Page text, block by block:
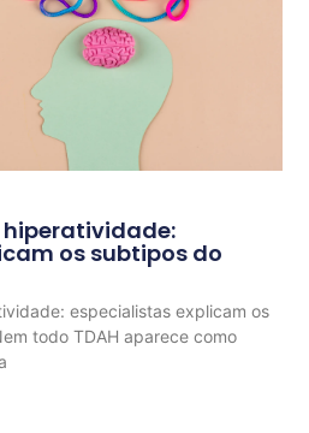
hiperatividade:
os subtipos do
especialistas explicam os
todo TDAH aparece como